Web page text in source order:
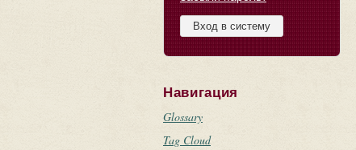
Навигация
Glossary
Tag Cloud